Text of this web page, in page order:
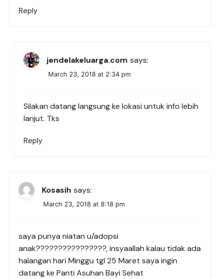
Reply
jendelakeluarga.com says:
March 23, 2018 at 2:34 pm
Silakan datang langsung ke lokasi untuk info lebih
lanjut. Tks
Reply
Kosasih says:
March 23, 2018 at 8:18 pm
saya punya niatan u/adopsi
anak????‍????‍????‍????, insyaallah kalau tidak ada
halangan hari Minggu tgl 25 Maret saya ingin
datang ke Panti Asuhan Bayi Sehat